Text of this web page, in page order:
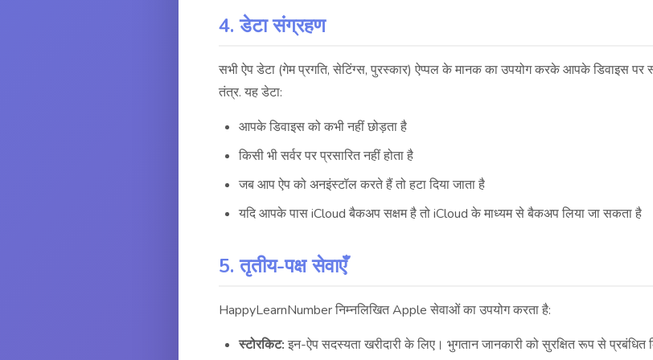
4. डेटा संग्रहण
सभी ऐप डेटा (गेम प्रगति, सेटिंग्स, पुरस्कार) ऐप्पल के मानक का उपयोग करके आपके डिवाइस पर
तंत्र. यह डेटा:
आपके डिवाइस को कभी नहीं छोड़ता है
किसी भी सर्वर पर प्रसारित नहीं होता है
जब आप ऐप को अनइंस्टॉल करते हैं तो हटा दिया जाता है
यदि आपके पास iCloud बैकअप सक्षम है तो iCloud के माध्यम से बैकअप लिया जा सकता है
5. तृतीय-पक्ष सेवाएँ
HappyLearnNumber निम्नलिखित Apple सेवाओं का उपयोग करता है:
स्टोरकिट: इन-ऐप सदस्यता खरीदारी के लिए। भुगतान जानकारी को सुरक्षित रूप से प्रबंधित